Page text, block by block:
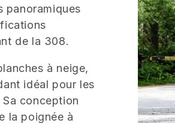
panoramiques
de la 308.
à neige,
idéal pour les
conception
la poignée à